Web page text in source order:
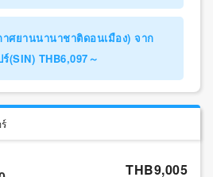
าศยานนานาชาติดอนเมือง) จาก
(SIN) THB6,097～
THB9,005